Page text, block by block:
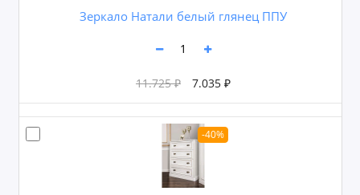
Зеркало Натали белый глянец ППУ
11.725 ₽ 7.035 ₽
-40%